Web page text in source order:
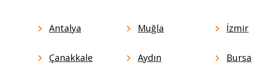
Antalya Muğla İzmir
Çanakkale Aydın Bursa